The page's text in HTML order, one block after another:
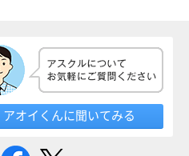
アオイくんに聞いてみる